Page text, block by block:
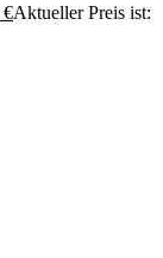
€Aktueller Preis ist: